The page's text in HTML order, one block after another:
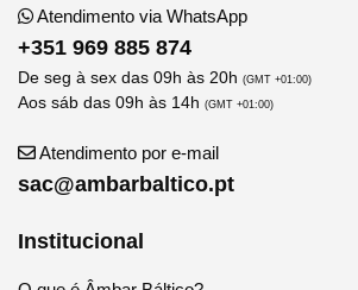
Atendimento via WhatsApp
+351 969 885 874
De seg à sex das 09h às 20h (GMT +01:00)
Aos sáb das 09h às 14h (GMT +01:00)
Atendimento por e-mail
sac@ambarbaltico.pt
Institucional